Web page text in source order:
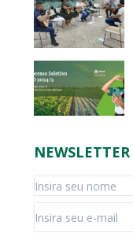
NEWSLETTER